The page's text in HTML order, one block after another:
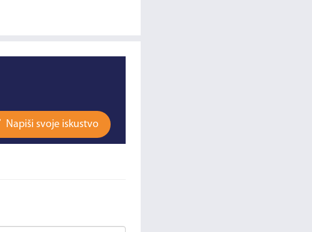
Napiši svoje iskustvo